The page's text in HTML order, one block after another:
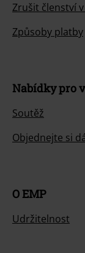
Zrušit členství v
Způsoby platby
Nabídky pro
Soutěž
Objednejte si
O EMP
Udržitelnost